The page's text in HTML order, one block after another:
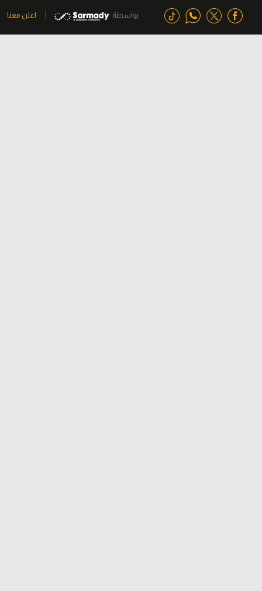
بواسطة اعلن معنا